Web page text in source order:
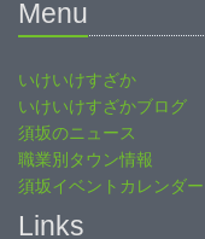
Menu
いけいけすざか
いけいけすざかブログ
須坂のニュース
職業別タウン情報
須坂イベントカレンダー
Links